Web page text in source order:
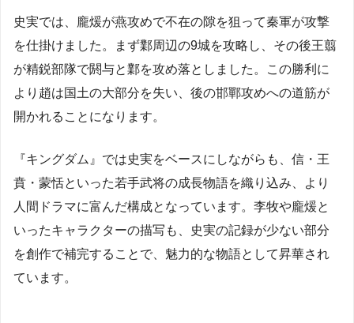
史実では、龐煖が燕攻めで不在の隙を狙って秦軍が攻撃
を仕掛けました。まず鄴周辺の9城を攻略し、その後王翦
が精鋭部隊で閼与と鄴を攻め落としました。この勝利に
より趙は国土の大部分を失い、後の邯鄲攻めへの道筋が
開かれることになります。
『キングダム』では史実をベースにしながらも、信・王
賁・蒙恬といった若手武将の成長物語を織り込み、より
人間ドラマに富んだ構成となっています。李牧や龐煖と
いったキャラクターの描写も、史実の記録が少ない部分
を創作で補完することで、魅力的な物語として昇華され
ています。